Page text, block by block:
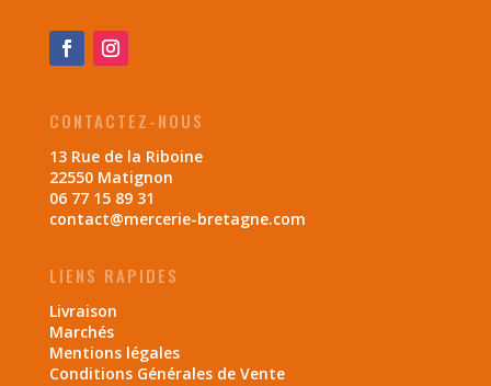
CONTACTEZ-NOUS
13 Rue de la Riboine
22550 Matignon
06 77 15 89 31
contact@mercerie-bretagne.com
LIENS RAPIDES
Livraison
Marchés
Mentions légales
Conditions Générales de Vente